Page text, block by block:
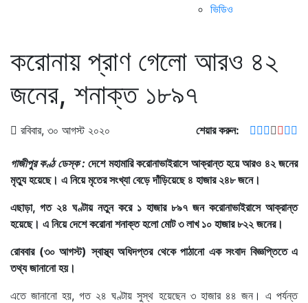
ভিডিও
করোনায় প্রাণ গেলো আরও ৪২
জনের, শনাক্ত ১৮৯৭
রবিবার, ৩০ আগস্ট ২০২০ শেয়ার করুন:
গাজীপুর কণ্ঠ ডেস্ক : দেশে মহামারি করোনাভাইরাসে আক্রান্ত হয়ে আরও ৪২ জনের
মৃত্যু হয়েছে। এ নিয়ে মৃতের সংখ্যা বেড়ে দাঁড়িয়েছে ৪ হাজার ২৪৮ জনে।
এছাড়া, গত ২৪ ঘণ্টায় নতুন করে ১ হাজার ৮৯৭ জন করোনাভাইরাসে আক্রান্ত
হয়েছে। এ নিয়ে দেশে করোনা শনাক্ত হলো মোট ৩ লাখ ১০ হাজার ৮২২ জনের।
রোববার (৩০ আগস্ট) স্বাস্থ্য অধিদপ্তর থেকে পাঠানো এক সংবাদ বিজ্ঞপ্তিতে এ
তথ্য জানানো হয়।
এতে জানানো হয়, গত ২৪ ঘণ্টায় সুস্থ হয়েছেন ৩ হাজার ৪৪ জন। এ পর্যন্ত